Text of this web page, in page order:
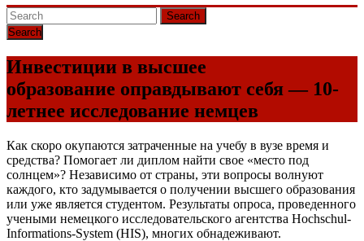
Search
Инвестиции в высшее
образование оправдывают себя — 10-
летнее исследование немцев
Как скоро окупаются затраченные на учебу в вузе время и
средства? Помогает ли диплом найти свое «место под
солнцем»? Независимо от страны, эти вопросы волнуют
каждого, кто задумывается о получении высшего образования
или уже является студентом. Результаты опроса, проведенного
учеными немецкого исследовательского агентства Hochschul-
Informations-System (HIS), многих обнадеживают.